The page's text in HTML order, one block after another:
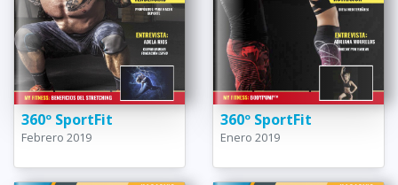
360º SportFit
Febrero 2019
360º SportFit
Enero 2019